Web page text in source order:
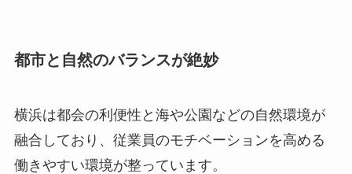
都市と自然のバランスが絶妙
横浜は都会の利便性と海や公園などの自然環境が
融合しており、従業員のモチベーションを高める
働きやすい環境が整っています。